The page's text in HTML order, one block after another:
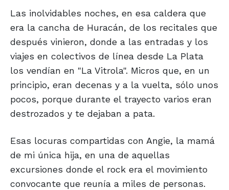
Las inolvidables noches, en esa caldera que
era la cancha de Huracán, de los recitales que
después vinieron, donde a las entradas y los
viajes en colectivos de línea desde La Plata
los vendían en "La Vitrola". Micros que, en un
principio, eran decenas y a la vuelta, sólo unos
pocos, porque durante el trayecto varios eran
destrozados y te dejaban a pata.
Esas locuras compartidas con Angie, la mamá
de mi única hija, en una de aquellas
excursiones donde el rock era el movimiento
convocante que reunía a miles de personas.